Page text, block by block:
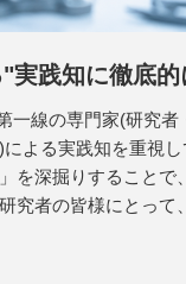
"実践知に徹底
一線の専門家(研究
よる実践知を重視
を深掘りすること
究者の皆様にとっ